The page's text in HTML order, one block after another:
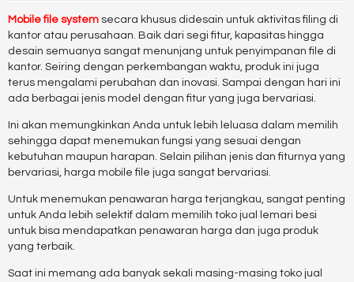
Mobile file system secara khusus didesain untuk aktivitas filing di
kantor atau perusahaan. Baik dari segi fitur, kapasitas hingga
desain semuanya sangat menunjang untuk penyimpanan file di
kantor. Seiring dengan perkembangan waktu, produk ini juga
terus mengalami perubahan dan inovasi. Sampai dengan hari ini
ada berbagai jenis model dengan fitur yang juga bervariasi.
Ini akan memungkinkan Anda untuk lebih leluasa dalam memilih
sehingga dapat menemukan fungsi yang sesuai dengan
kebutuhan maupun harapan. Selain pilihan jenis dan fiturnya yang
bervariasi, harga mobile file juga sangat bervariasi.
Untuk menemukan penawaran harga terjangkau, sangat penting
untuk Anda lebih selektif dalam memilih toko jual lemari besi
untuk bisa mendapatkan penawaran harga dan juga produk
yang terbaik.
Saat ini memang ada banyak sekali masing-masing toko jual